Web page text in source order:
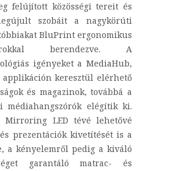
felújított közösségi tereit és
szobáit a nagykörúti
BluPrint ergonomikus
berendezve. A
igényeket a MediaHub,
applikáción keresztül elérhető
és magazinok, továbbá a
médiahangszórók elégítik ki.
Mirroring LED tévé lehetővé
prezentációk kivetítését is a
a kényelemről pedig a kiváló
garantáló matrac- és